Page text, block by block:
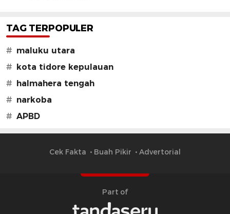
TAG TERPOPULER
# maluku utara
# kota tidore kepulauan
# halmahera tengah
# narkoba
# APBD
Cek Fakta Buah Pikir Advertorial
Part of